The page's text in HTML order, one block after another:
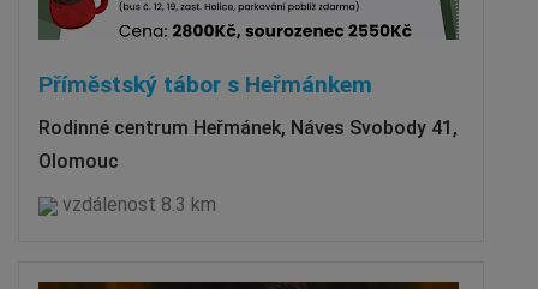
Příměstský tábor s Heřmánkem
Rodinné centrum Heřmánek, Náves Svobody 41,
Olomouc
vzdálenost 8.3 km